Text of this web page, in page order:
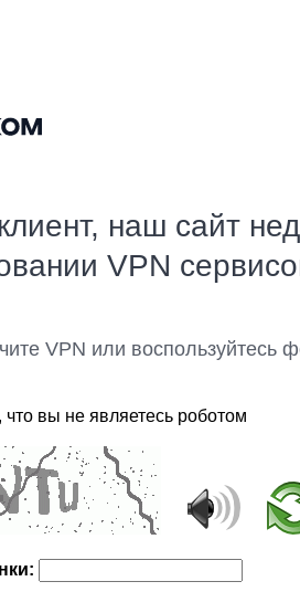
наш сайт
VPN
VPN или воспользуйтесь
вы не являетесь роботом